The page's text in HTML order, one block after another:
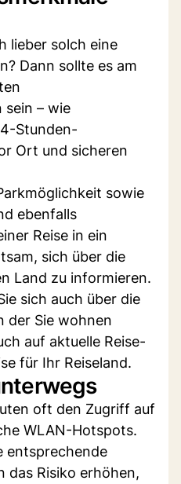
lieber solch eine
Dann sollte es am
sein – wie
Stunden-
Ort und sicheren
sowie
ebenfalls
Reise in ein
sich über die
Land zu informieren.
sich auch über die
der Sie wohnen
auf aktuelle Reise-
für Ihr Reiseland.
oft den Zugriff auf
WLAN-Hotspots.
entsprechende
das Risiko erhöhen,